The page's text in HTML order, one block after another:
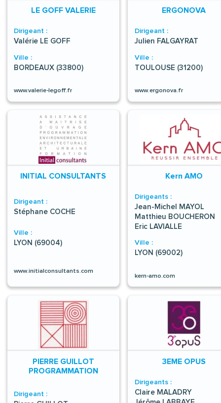
LE GOFF VALERIE
Dirigeant :
Valérie LE GOFF
Ville :
BORDEAUX (33800)
www.valerie-legoff.fr
ERGONOVA
Dirigeant :
Julien FALGAYRAT
Ville :
TOULOUSE (31200)
www.ergonova.fr
INITIAL CONSULTANTS
Dirigeant :
Stéphane COCHE
Ville :
LYON (69004)
www.initialconsultants.com
Kern AMO
Dirigeants :
Jean-Michel MAYOL
Matthieu BOUCHERON
Eric LAVIALLE
Ville :
LYON (69002)
kern-amo.com
PIERRE GUILLOT
PROGRAMMATION
Dirigeant :
3EME OPUS
Dirigeants :
Claire MALADRY